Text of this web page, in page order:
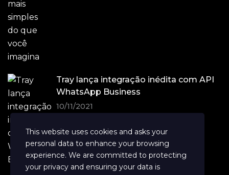
Tray lança integração inédita com API
WhatsApp Business
10/11/2021
This website uses cookies and asks your
personal data to enhance your browsing
experience. We are committed to protecting
your privacy and ensuring your data is